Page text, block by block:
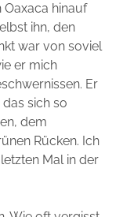
hinauf
ihn, den
war von soviel
er mich
Er
sich so
dem
Rücken. Ich
Mal in der